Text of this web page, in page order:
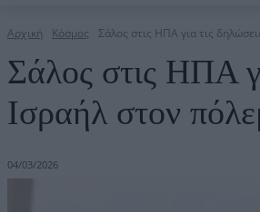
Αρχική Κόσμος Σάλος στις ΗΠΑ για τις
Σάλος στις ΗΠΑ
Ισραήλ στον
04/03/2026